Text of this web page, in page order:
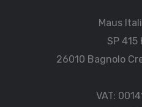
Maus
SP 415
26010 Bagnolo
VAT: